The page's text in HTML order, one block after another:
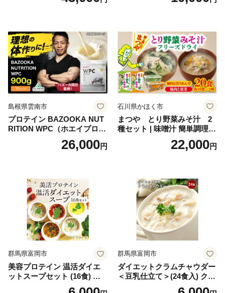
ち 本格おせち おせち予約 年
末 年始 お取り寄せ 新春 贅沢
おせち こだわりおせち 惣菜
老舗おせち ふるさと納税お
せち 御節 お節料理 正月 調理
不要 おせち料理2027
島根県雲南市
プロテイン BAZOOKA NUT
RITION WPC（ホエイプロテ
イン）＜プレーン＞ 900g｜
バズーカ岡田監修・植物由来
ロン [AIEN005]
26,000円
石川県かほく市
まつや とり野菜みそ汁 2
種セット | 味噌汁 簡単調理
お味噌 おみそ みそ とり野菜
時短料理 時短ごはん ご当地
22,000円
群馬県富岡市
美容プロテイン 温活ダイエ
ットスープセット (16食) 小
分け スープ 食べ比べ セット
群馬県富岡市
ダイエットクラムチャウダー
＜豆乳仕立て＞(24食入) クラ
ムチャウダー 豆乳 ダイエッ